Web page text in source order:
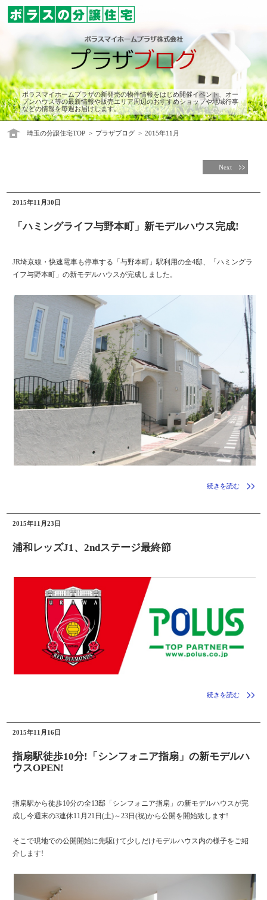
ポラスマイホームプラザの新発売の物件情報をはじめ開催イベント、オー
プンハウス等の最新情報や販売エリア周辺のおすすめショップや地域行事
などの情報を毎週お届けします。
埼玉の分譲住宅TOP プラザブログ 2015年11月
Next
2015年11月30日
「ハミングライフ与野本町」新モデルハウス完成!
JR埼京線・快速電車も停車する「与野本町」駅利用の全4邸、「ハミングラ
イフ与野本町」の新モデルハウスが完成しました。
続きを読む
2015年11月23日
浦和レッズJ1、2ndステージ最終節
続きを読む
2015年11月16日
指扇駅徒歩10分!「シンフォニア指扇」の新モデルハ
ウスOPEN!
指扇駅から徒歩10分の全13邸「シンフォニア指扇」の新モデルハウスが完
成し今週末の3連休11月21日(土)～23日(祝)から公開を開始致します!
そこで現地での公開開始に先駆けて少しだけモデルハウス内の様子をご紹
介します!